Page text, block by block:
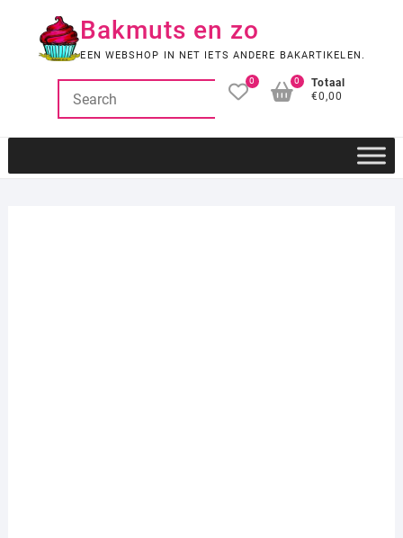
Bakmuts en zo
EEN WEBSHOP IN NET IETS ANDERE BAKARTIKELEN.
0
Totaal
€0,00
0